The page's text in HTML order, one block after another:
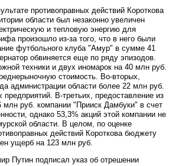
противоправных действий Короткова
области был незаконно увеличен
и тепловую энергию для
произошло из-за того, что в него были
футбольного клуба "Амур" в сумме 41
обвиняется еще по ряду эпизодов.
техники и двух иномарок на 40 млн руб.
стоимость. Во-вторых,
администрации области более 22 млн руб.
В-третьих, предоставление из
руб. компании "Прииск Дамбуки" в счет
однако 53,3% акций этой компании не
области. В целом, по оценке
действий Короткова бюджету
ущерб на 123 млн руб.
Путин подписал указ об отрешении